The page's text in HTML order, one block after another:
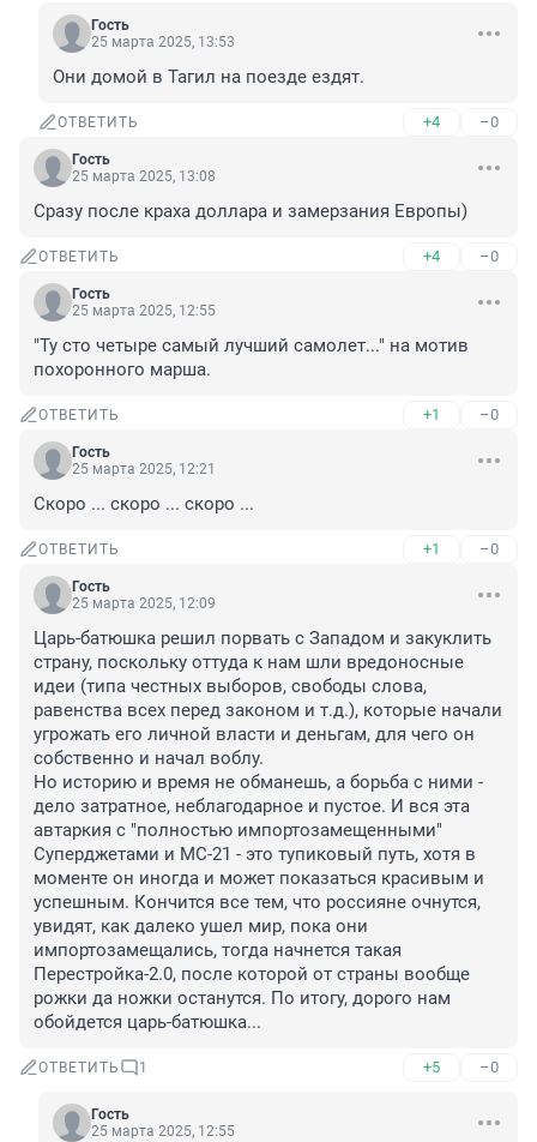
Гость
25 марта 2025, 13:53
Они домой в Тагил на поезде ездят.
ОТВЕТИТЬ +4 –0
Гость
25 марта 2025, 13:08
Сразу после краха доллара и замерзания Европы)
ОТВЕТИТЬ +4 –0
Гость
25 марта 2025, 12:55
"Ту сто четыре самый лучший самолет..." на мотив
похоронного марша.
ОТВЕТИТЬ +1 –0
Гость
25 марта 2025, 12:21
Скоро ... скоро ... скоро ...
ОТВЕТИТЬ +1 –0
Гость
25 марта 2025, 12:09
Царь-батюшка решил порвать с Западом и закуклить
страну, поскольку оттуда к нам шли вредоносные
идеи (типа честных выборов, свободы слова,
равенства всех перед законом и т.д.), которые начали
угрожать его личной власти и деньгам, для чего он
собственно и начал воблу.
Но историю и время не обманешь, а борьба с ними -
дело затратное, неблагодарное и пустое. И вся эта
автаркия с "полностью импортозамещенными"
Суперджетами и МС-21 - это тупиковый путь, хотя в
моменте он иногда и может показаться красивым и
успешным. Кончится все тем, что россияне очнутся,
увидят, как далеко ушел мир, пока они
импортозамещались, тогда начнется такая
Перестройка-2.0, после которой от страны вообще
рожки да ножки останутся. По итогу, дорого нам
обойдется царь-батюшка...
ОТВЕТИТЬ 1 +5 –0
Гость
25 марта 2025, 12:55